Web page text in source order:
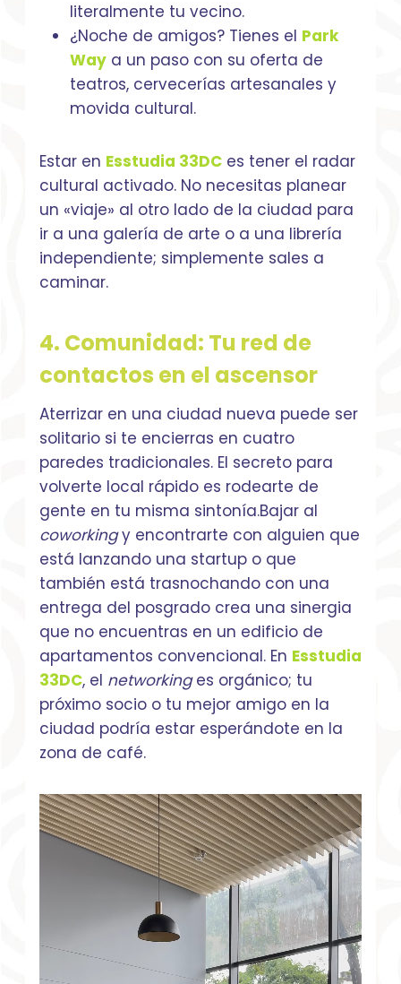
literalmente tu vecino.
¿Noche de amigos? Tienes el Park
Way a un paso con su oferta de
teatros, cervecerías artesanales y
movida cultural.
Estar en Esstudia 33DC es tener el radar
cultural activado. No necesitas planear
un «viaje» al otro lado de la ciudad para
ir a una galería de arte o a una librería
independiente; simplemente sales a
caminar.
4. Comunidad: Tu red de
contactos en el ascensor
Aterrizar en una ciudad nueva puede ser
solitario si te encierras en cuatro
paredes tradicionales. El secreto para
volverte local rápido es rodearte de
gente en tu misma sintonía.Bajar al
coworkingy encontrarte con alguien que
está lanzando una startup o que
también está trasnochando con una
entrega del posgrado crea una sinergia
que no encuentras en un edificio de
apartamentos convencional. En Esstudia
33DC, el networkinges orgánico; tu
próximo socio o tu mejor amigo en la
ciudad podría estar esperándote en la
zona de café.